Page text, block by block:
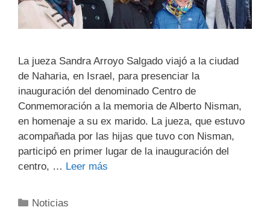
La jueza Sandra Arroyo Salgado viajó a la ciudad
de Naharia, en Israel, para presenciar la
inauguración del denominado Centro de
Conmemoración a la memoria de Alberto Nisman,
en homenaje a su ex marido. La jueza, que estuvo
acompañada por las hijas que tuvo con Nisman,
participó en primer lugar de la inauguración del
centro, … Leer más
Noticias